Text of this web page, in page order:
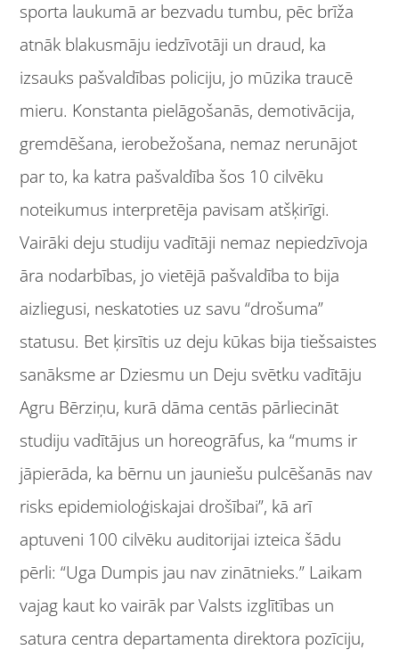
sporta laukumā ar bezvadu tumbu, pēc brīža
atnāk blakusmāju iedzīvotāji un draud, ka
izsauks pašvaldības policiju, jo mūzika traucē
mieru. Konstanta pielāgošanās, demotivācija,
gremdēšana, ierobežošana, nemaz nerunājot
par to, ka katra pašvaldība šos 10 cilvēku
noteikumus interpretēja pavisam atšķirīgi.
Vairāki deju studiju vadītāji nemaz nepiedzīvoja
āra nodarbības, jo vietējā pašvaldība to bija
aizliegusi, neskatoties uz savu “drošuma”
statusu. Bet ķirsītis uz deju kūkas bija tiešsaistes
sanāksme ar Dziesmu un Deju svētku vadītāju
Agru Bērziņu, kurā dāma centās pārliecināt
studiju vadītājus un horeogrāfus, ka “mums ir
jāpierāda, ka bērnu un jauniešu pulcēšanās nav
risks epidemioloģiskajai drošībai”, kā arī
aptuveni 100 cilvēku auditorijai izteica šādu
pērli: “Uga Dumpis jau nav zinātnieks.” Laikam
vajag kaut ko vairāk par Valsts izglītības un
satura centra departamenta direktora pozīciju,